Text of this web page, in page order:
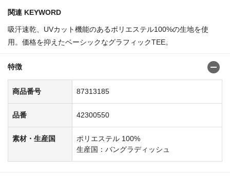
関連 KEYWORD
吸汗速乾、UVカット機能のあるポリエステル100%の生地を使
用。価格を抑えたベーシックなグラフィックTEE。
特徴
商品番号 87313185
品番 42300550
素材・生産国
ポリエステル 100%
生産国：バングラディッシュ